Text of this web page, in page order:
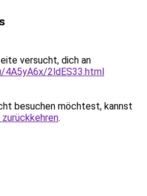
versucht, dich an
2ldES33.html
besuchen möchtest, kannst
.